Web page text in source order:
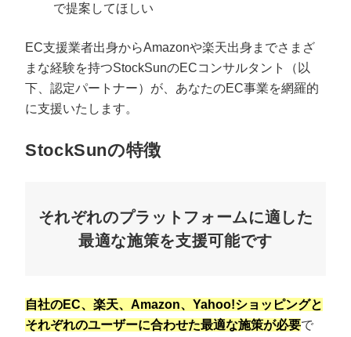
で提案してほしい
EC支援業者出身からAmazonや楽天出身までさまざ
まな経験を持つStockSunのECコンサルタント（以
下、認定パートナー）が、あなたのEC事業を網羅的
に支援いたします。
StockSunの特徴
それぞれのプラットフォームに適した
最適な施策を支援可能です
自社のEC、楽天、Amazon、Yahoo!ショッピングと
それぞれのユーザーに合わせた最適な施策が必要で